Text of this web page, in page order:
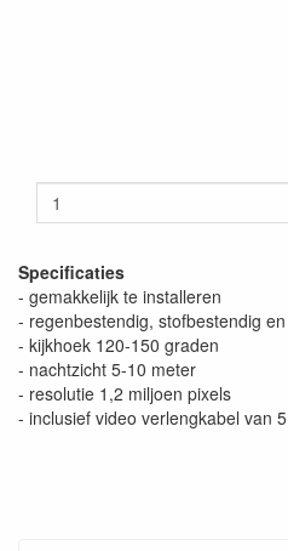
Specificaties
- gemakkelijk te installeren
- regenbestendig, stofbestendig
- kijkhoek 120-150 graden
- nachtzicht 5-10 meter
- resolutie 1,2 miljoen pixels
- inclusief video verlengkabel van